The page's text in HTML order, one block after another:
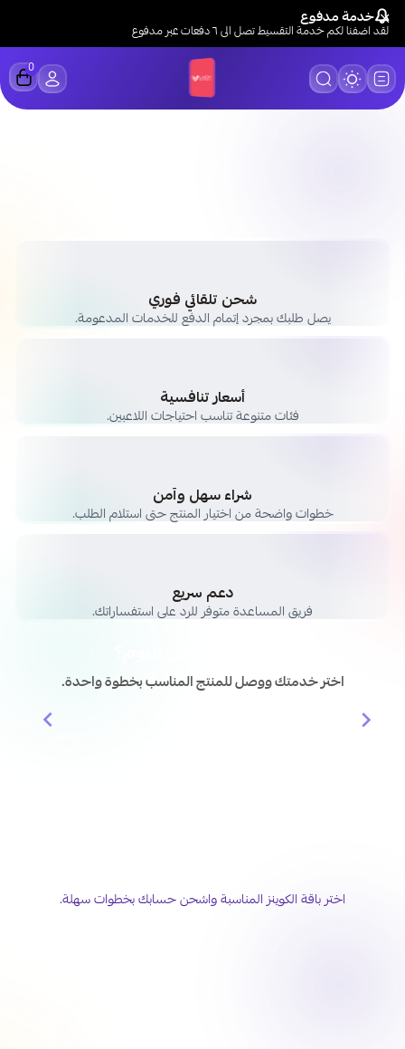
خدمة مدفوع
لقد اضفنا لكم خدمة التقسيط تصل الى ٦ دفعات عبر مدفوع
LUCK STORE
0
شحن تلقائي فوري
يصل طلبك بمجرد إتمام الدفع للخدمات المدعومة.
أسعار تنافسية
فئات متنوعة تناسب احتياجات اللاعبين.
شراء سهل وآمن
خطوات واضحة من اختيار المنتج حتى استلام الطلب.
دعم سريع
فريق المساعدة متوفر للرد على استفساراتك.
اختر خدمتك ووصل للمنتج المناسب بخطوة واحدة.
اختر باقة الكوينز المناسبة واشحن حسابك بخطوات سهلة.